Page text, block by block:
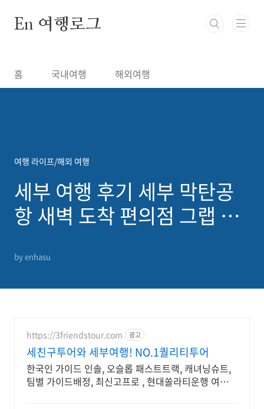
En 여행로그
홈 국내여행 해외여행
여행 라이프/해외 여행
세부 여행 후기 세부 막탄공
항 새벽 도착 편의점 그랩 타
by enhasu
https://3friendstour.com 광고
세친구투어와 세부여행! NO.1퀄리티투어
한국인 가이드 인솔, 오슬롭 패스트트랙, 캐녀닝슈트,
팀별 가이드배정, 최신고프로 , 현대쏠라티운행 여행자